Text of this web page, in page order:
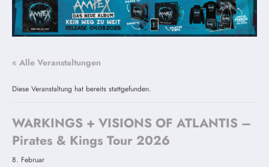
« Alle Veranstaltungen
Diese Veranstaltung hat bereits stattgefunden.
WARKINGS + VISIONS OF ATLANTIS –
Pirates & Kings Tour 2026
8. Februar